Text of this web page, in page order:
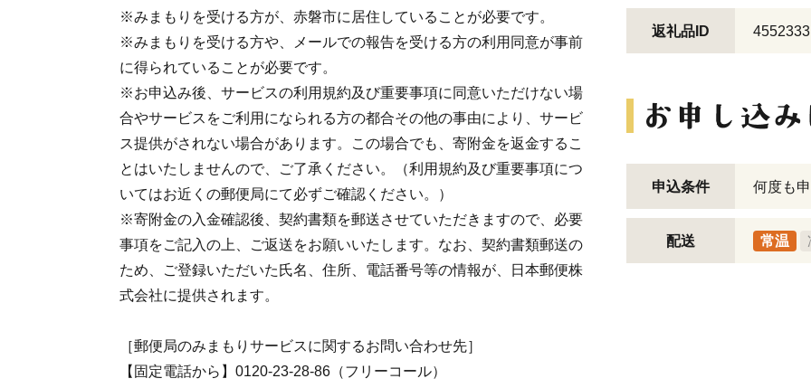
※みまもりを受ける方が、赤磐市に居住していることが必要です。
※みまもりを受ける方や、メールでの報告を受ける方の利用同意が事前
に得られていることが必要です。
※お申込み後、サービスの利用規約及び重要事項に同意いただけない場
合やサービスをご利用になられる方の都合その他の事由により、サービ
ス提供がされない場合があります。この場合でも、寄附金を返金するこ
とはいたしませんので、ご了承ください。（利用規約及び重要事項につ
いてはお近くの郵便局にて必ずご確認ください。）
※寄附金の入金確認後、契約書類を郵送させていただきますので、必要
事項をご記入の上、ご返送をお願いいたします。なお、契約書類郵送の
ため、ご登録いただいた氏名、住所、電話番号等の情報が、日本郵便株
式会社に提供されます。
［郵便局のみまもりサービスに関するお問い合わせ先］
【固定電話から】0120-23-28-86（フリーコール）
返礼品ID 4552333
申込条件 何度も
配送 常温